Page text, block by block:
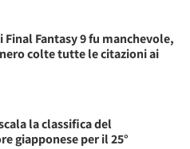
Final Fantasy 9 fu manchevole,
colte tutte le citazioni ai
la classifica del
giapponese per il 25°